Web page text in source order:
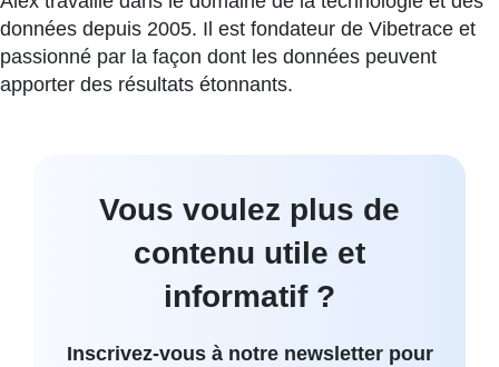
données depuis 2005. Il est fondateur de Vibetrace et
passionné par la façon dont les données peuvent
apporter des résultats étonnants.
Vous voulez plus de
contenu utile et
informatif ?
Inscrivez-vous à notre newsletter pour